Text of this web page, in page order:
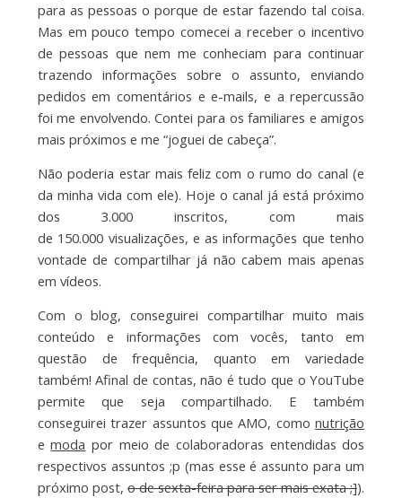
para as pessoas o porque de estar fazendo tal coisa.
Mas em pouco tempo comecei a receber o incentivo
de pessoas que nem me conheciam para continuar
trazendo informações sobre o assunto, enviando
pedidos em comentários e e-mails, e a repercussão
foi me envolvendo. Contei para os familiares e amigos
mais próximos e me “joguei de cabeça”.
Não poderia estar mais feliz com o rumo do canal (e
da minha vida com ele). Hoje o canal já está próximo
dos 3.000 inscritos, com mais
de 150.000 visualizações, e as informações que tenho
vontade de compartilhar já não cabem mais apenas
em vídeos.
Com o blog, conseguirei compartilhar muito mais
conteúdo e informações com vocês, tanto em
questão de frequência, quanto em variedade
também! Afinal de contas, não é tudo que o YouTube
permite que seja compartilhado. E também
conseguirei trazer assuntos que AMO, comonutrição
emoda por meio de colaboradoras entendidas dos
respectivos assuntos ;p (mas esse é assunto para um
próximo post, o de sexta-feira para ser mais exata ;]).